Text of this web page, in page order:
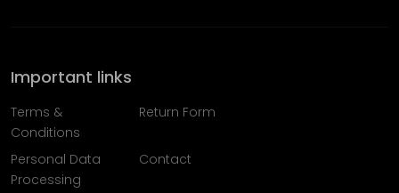
Important links
Terms &
Conditions
Return Form
Personal Data
Processing
Contact